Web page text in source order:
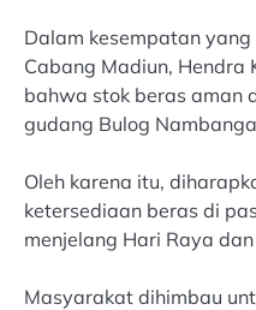
Dalam kesempatan
Cabang Madiun, Hendra
bahwa stok beras aman
gudang Bulog
Oleh karena itu,
ketersediaan beras di
menjelang Hari Raya
Masyarakat dihimbau